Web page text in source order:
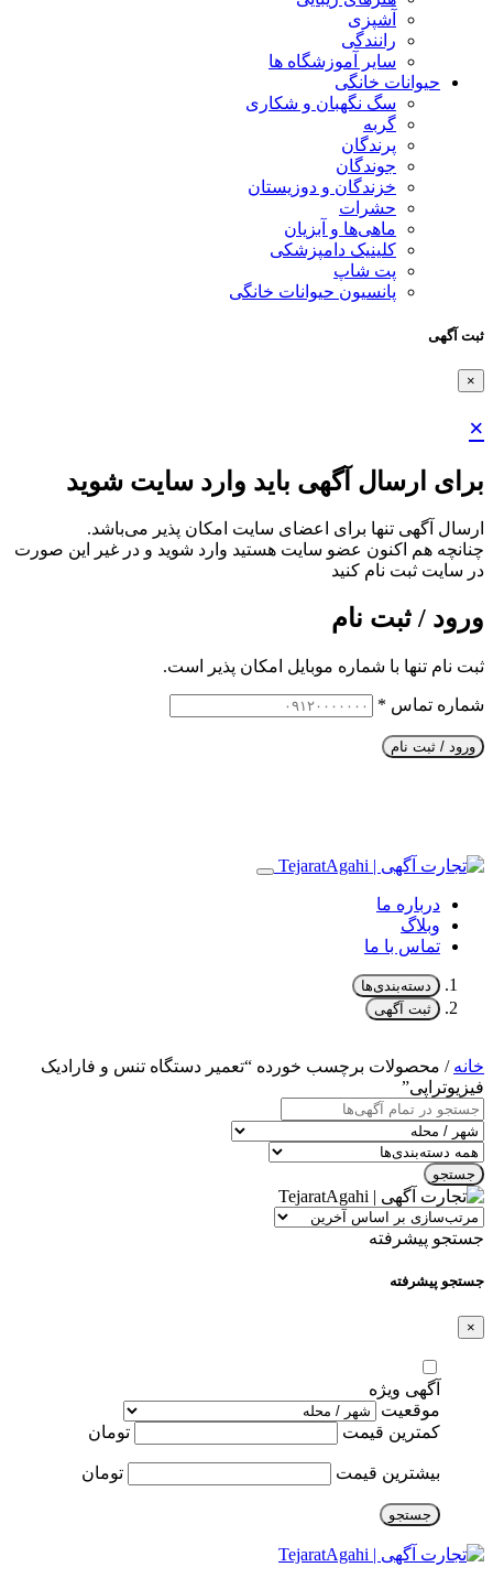
آشپزی
رانندگی
سایر آموزشگاه ها
حیوانات خانگی
سگ نگهبان و شکاری
گربه
پرندگان
جوندگان
خزندگان و دوزیستان
حشرات
ماهی‌ها و آبزیان
کلینیک دامپزشکی
پت شاپ
پانسیون حیوانات خانگی
ثبت آگهی
×
×
برای ارسال آگهی باید وارد سایت شوید
ارسال آگهی تنها برای اعضای سایت امکان پذیر می‌باشد.
چنانچه هم‌ اکنون عضو سایت هستید وارد شوید و در غیر این صورت
در سایت ثبت نام کنید
ورود / ثبت نام
ثبت نام تنها با شماره موبایل امکان پذیر است.
شماره تماس *
ورود / ثبت نام
درباره ما
وبلاگ
تماس با ما
دسته‌بندی‌ها
ثبت آگهی
خانه / محصولات برچسب خورده “تعمیر دستگاه‌ تنس و فارادیک
فیزیوتراپی”
جستجو
جستجو پیشرفته
جستجو پیشرفته
×
آگهی ویژه
موقعیت
کمترین قیمت
تومان
بیشترین قیمت تومان
جستجو